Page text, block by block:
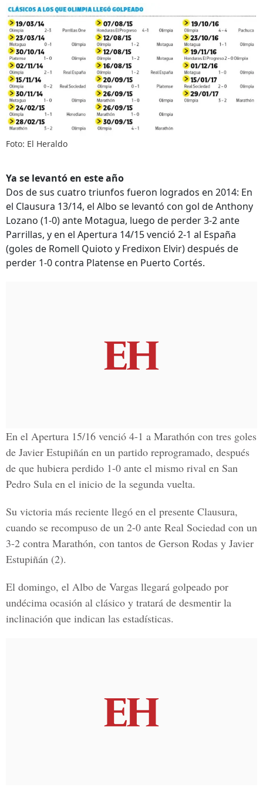
Foto: El Heraldo
Ya se levantó en este año
Dos de sus cuatro triunfos fueron logrados en 2014: En
el Clausura 13/14, el Albo se levantó con gol de Anthony
Lozano (1-0) ante Motagua, luego de perder 3-2 ante
Parrillas, y en el Apertura 14/15 venció 2-1 al España
(goles de Romell Quioto y Fredixon Elvir) después de
perder 1-0 contra Platense en Puerto Cortés.
En el Apertura 15/16 venció 4-1 a Marathón con tres goles
de Javier Estupiñán en un partido reprogramado, después
de que hubiera perdido 1-0 ante el mismo rival en San
Pedro Sula en el inicio de la segunda vuelta.
Su victoria más reciente llegó en el presente Clausura,
cuando se recompuso de un 2-0 ante Real Sociedad con un
3-2 contra Marathón, con tantos de Gerson Rodas y Javier
Estupiñán (2).
El domingo, el Albo de Vargas llegará golpeado por
undécima ocasión al clásico y tratará de desmentir la
inclinación que indican las estadísticas.